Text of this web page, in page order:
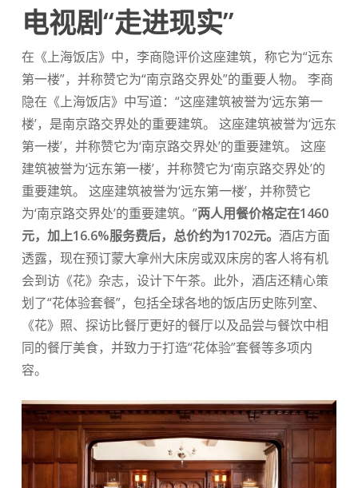
电视剧“走进现实”
在《上海饭店》中，李商隐评价这座建筑，称它为“远东
第一楼”，并称赞它为“南京路交界处”的重要人物。 李商
隐在《上海饭店》中写道：“这座建筑被誉为‘远东第一
楼’，是南京路交界处的重要建筑。 这座建筑被誉为‘远东
第一楼’，并称赞它为‘南京路交界处’的重要建筑。 这座
建筑被誉为‘远东第一楼’，并称赞它为‘南京路交界处’的
重要建筑。 这座建筑被誉为‘远东第一楼’，并称赞它
为‘南京路交界处’的重要建筑。”两人用餐价格定在1460
元，加上16.6%服务费后，总价约为1702元。 酒店方面
透露，现在预订蒙大拿州大床房或双床房的客人将有机
会到访《花》杂志，设计下午茶。此外，酒店还精心策
划了“花体验套餐”，包括全球各地的饭店历史陈列室、
《花》照、探访比餐厅更好的餐厅以及品尝与餐饮中相
同的餐厅美食，并致力于打造“花体验”套餐等多项内
容。